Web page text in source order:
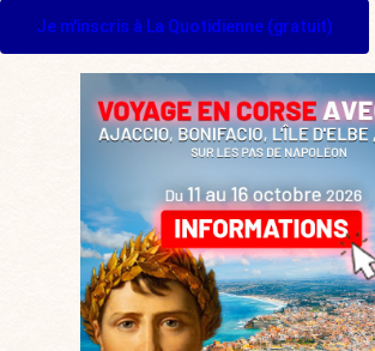
Je m'inscris à La Quotidienne (gratuit)